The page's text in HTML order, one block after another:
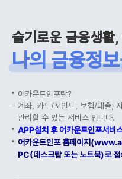
슬기로운 금융생활
나의 금융정
어카운트인포란?
계좌, 카드/포인트, 보험/대출,
관리할 수 있는 서비스 입니다.
APP설치 후 어카운트인포서비
어카운트인포 홈페이지
PC(데스크탑 또는 노트북)로 접